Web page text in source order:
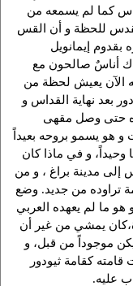
كما لم يسمعه من
للحظة و أن القس
إيمانويل
أناسٌ صالحون مع
الآن يعيش لحظة من
بعد نهاية القداس و
حتى وصل مقهى
هو يسمو بروحه بعيداً
و في ماذا كان
إلی مدينة براغ ، و من
تراوده من جديد. وضع
هو ما لم يعهده العربي
يمشي من غير أن
موجوداً من قبل، و
كقامة ثيودور
عليه.